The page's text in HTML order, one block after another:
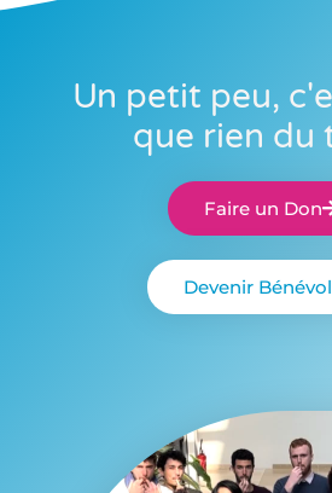
Un petit peu,
que rien du
Faire un Don
Devenir